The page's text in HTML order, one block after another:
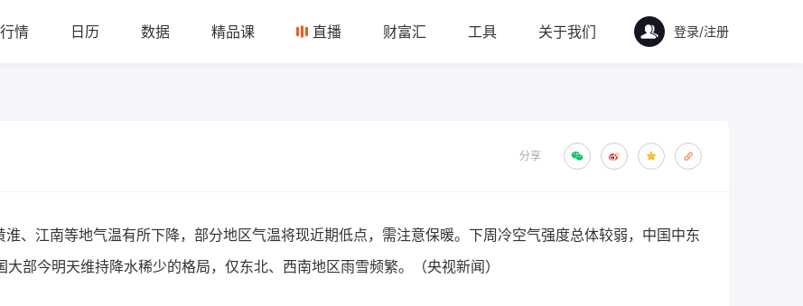
行情 日历 数据 精品课 直播 财富汇 工具 关于我们 登录/注册
分享
、江南等地气温有所下降，部分地区气温将现近期低点，需注意保暖。下周冷空气强度总体较弱，中国中东
部今明天维持降水稀少的格局，仅东北、西南地区雨雪频繁。（央视新闻）